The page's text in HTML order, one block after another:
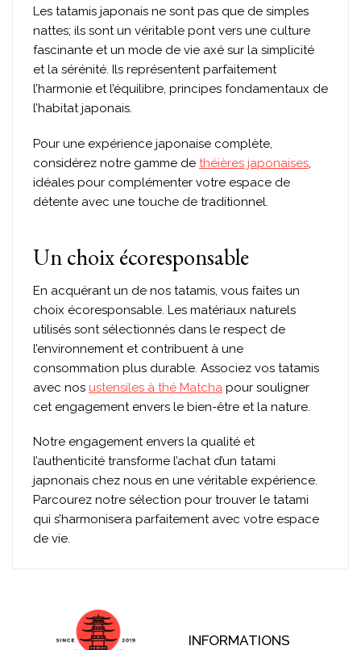
Les tatamis japonais ne sont pas que de simples
nattes; ils sont un véritable pont vers une culture
fascinante et un mode de vie axé sur la simplicité
et la sérénité. Ils représentent parfaitement
l’harmonie et l’équilibre, principes fondamentaux de
l’habitat japonais.
Pour une expérience japonaise complète,
considérez notre gamme de théières japonaises
idéales pour complémenter votre espace de
détente avec une touche de traditionnel.
Un choix écoresponsable
En acquérant un de nos tatamis, vous faites un
choix écoresponsable. Les matériaux naturels
utilisés sont sélectionnés dans le respect de
l’environnement et contribuent à une
consommation plus durable. Associez vos tatamis
avec nos ustensiles à thé Matcha pour souligner
cet engagement envers le bien-être et la nature.
Notre engagement envers la qualité et
l’authenticité transforme l’achat d’un tatami
japnonais chez nous en une véritable expérience.
Parcourez notre sélection pour trouver le tatami
qui s’harmonisera parfaitement avec votre espace
de vie.
INFORMATIONS